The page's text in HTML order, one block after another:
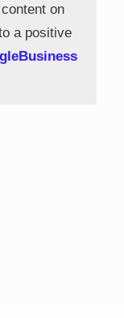
on
a positive